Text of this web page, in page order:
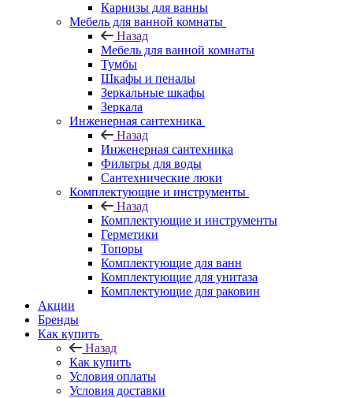
Карнизы для ванны
Мебель для ванной комнаты
Назад
Мебель для ванной комнаты
Тумбы
Шкафы и пеналы
Зеркальные шкафы
Зеркала
Инженерная сантехника
Назад
Инженерная сантехника
Фильтры для воды
Сантехнические люки
Комплектующие и инструменты
Назад
Комплектующие и инструменты
Герметики
Топоры
Комплектующие для ванн
Комплектующие для унитаза
Комплектующие для раковин
Акции
Бренды
Как купить
Назад
Как купить
Условия оплаты
Условия доставки